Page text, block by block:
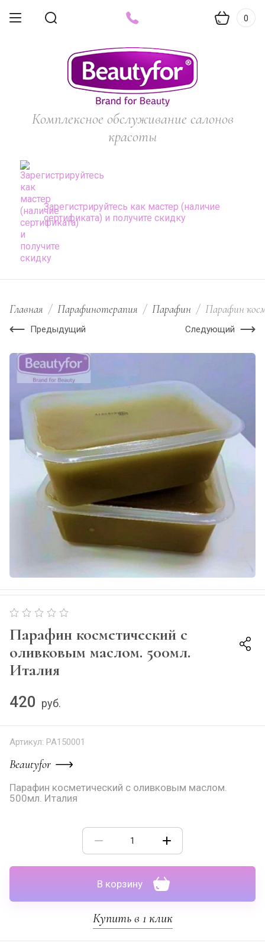
0
Комплексное обслуживание салонов
красоты
Зарегистрируйтесь как мастер (наличие
сертификата) и получите скидку
Главная / Парафинотерапия / Парафин / Парафин
Предыдущий Следующий
Парафин косметический c
оливковым маслом. 500мл.
Италия
420 руб.
Артикул: PA150001
Beautyfor
Парафин косметический c оливковым маслом.
500мл. Италия
В корзину
Купить в 1 клик